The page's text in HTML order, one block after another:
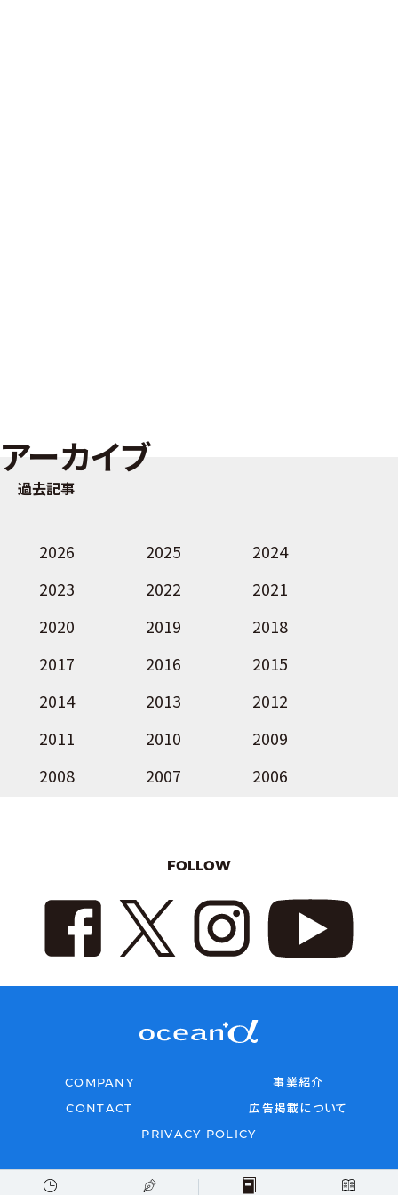
アーカイブ
過去記事
2026 2025
2024
2023
2022
2021
2020
2019
2018
2017
2016
2015
2014
2013
2012
2011
2010
2009
2008
2007 2006
FOLLOW
COMPANY
事業紹介
CONTACT
広告掲載について
PRIVACY POLICY
Copyright © 2026 oceana All rights reserved